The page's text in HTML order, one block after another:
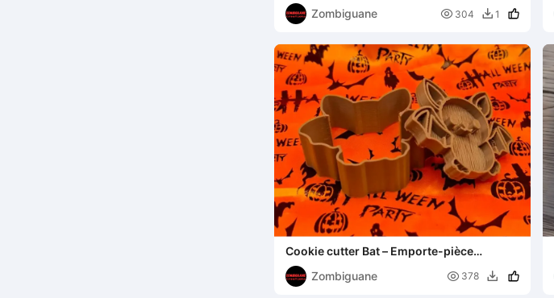
Zombiguane
 304  1
Cookie cutter Bat – Emporte-pièce
Chauve-souris
Zombiguane
 378 